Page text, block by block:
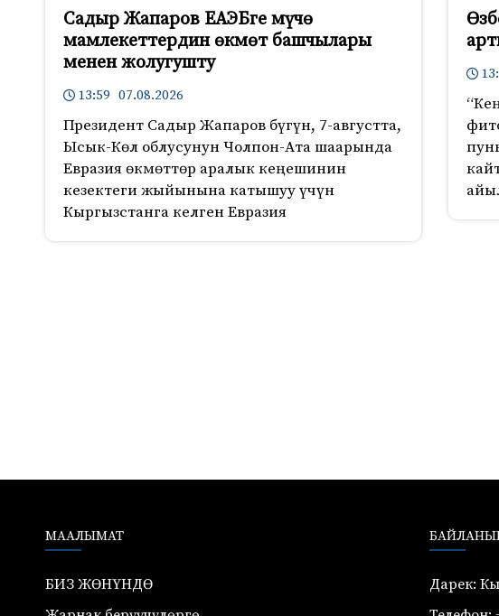
Садыр Жапаров ЕАЭБге мүчө
мамлекеттердин өкмөт башчылары
менен жолугушту
13:59 07.08.2026
Президент Садыр Жапаров бүгүн, 7-августта,
Ысык-Көл облусунун Чолпон-Ата шаарында
Евразия өкмөттөр аралык кеңешинин
кезектеги жыйынына катышуу үчүн
Кыргызстанга келген Евразия
МААЛЫМАТ
БИЗ ЖӨНҮНДӨ
Дарек: